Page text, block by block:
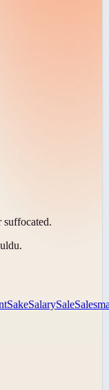
suffocated.
.
SakeSalarySale